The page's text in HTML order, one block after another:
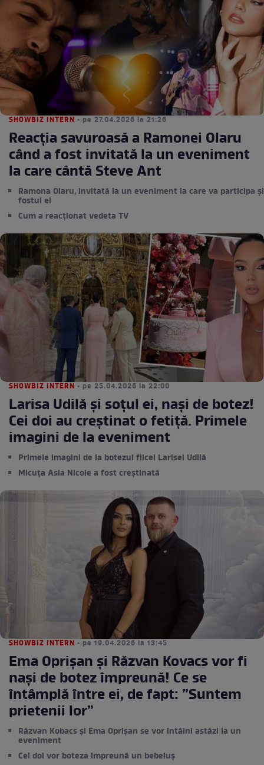
SHOWBIZ INTERN • pe 27.04.2026 la 21:26
Reacția savuroasă a Ramonei Olaru
când a fost invitată la un eveniment
la care cântă Steve Ant
Ramona Olaru, invitată la un eveniment la care va participa și
fostul ei
Cum a reacționat vedeta TV
SHOWBIZ INTERN • pe 25.04.2026 la 22:00
Larisa Udilă și soțul ei, nași de botez!
Cei doi au creștinat o fetiță. Primele
imagini de la eveniment
Primele imagini de la botezul fiicei Larisei Udilă
Micuța Asia Nicole a fost creștinată
SHOWBIZ INTERN • pe 19.04.2026 la 13:45
Ema Oprișan și Răzvan Kovacs vor fi
nași de botez împreună! Ce se
întâmplă între ei, de fapt: ”Suntem
prietenii lor”
Răzvan Kobacs și Ema Oprișan se vor întâlni astăzi la un
eveniment
Cei doi vor boteza împreună un bebeluș